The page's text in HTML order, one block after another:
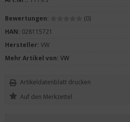
Bewertungen:
(0)
HAN: 028115721
Hersteller: VW
Mehr Artikel von: VW
Artikeldatenblatt drucken